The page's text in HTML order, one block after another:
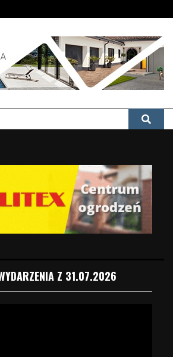
Z 31.07.2026